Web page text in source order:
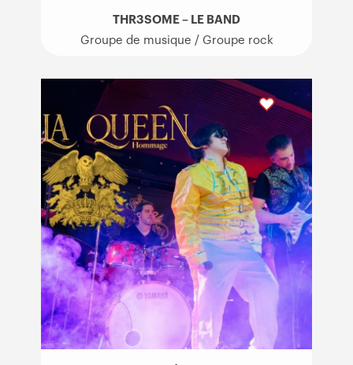
THR3SOME – LE BAND
Groupe de musique / Groupe rock